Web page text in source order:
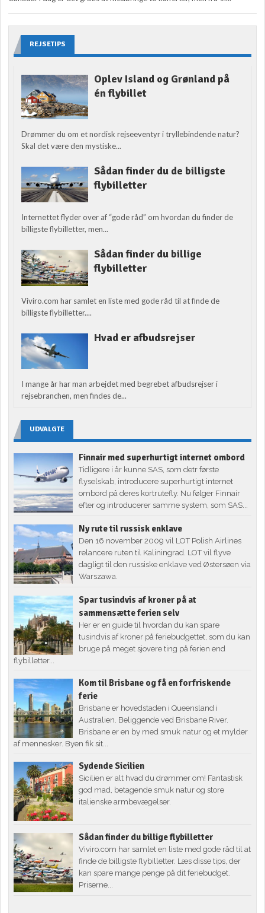
REJSETIPS
Oplev Island og Grønland på
én flybillet
Drømmer du om et nordisk rejseeventyr i tryllebindende natur?
Skal det være den mystiske...
Sådan finder du de billigste
flybilletter
Internettet flyder over af “gode råd” om hvordan du finder de
billigste flybilletter, men...
Sådan finder du billige
flybilletter
Viviro.com har samlet en liste med gode råd til at finde de
billigste flybilletter....
Hvad er afbudsrejser
I mange år har man arbejdet med begrebet afbudsrejser i
rejsebranchen, men findes de...
UDVALGTE
Finnair med superhurtigt internet ombord
Tidligere i år kunne SAS, som detr første
flyselskab, introducere superhurtigt internet
ombord på deres kortrutefly. Nu følger Finnair
efter og introducerer samme system, som SAS...
Ny rute til russisk enklave
Den 16 november 2009 vil LOT Polish Airlines
relancere ruten til Kaliningrad. LOT vil flyve
dagligt til den russiske enklave ved Østersøen via
Warszawa.
Spar tusindvis af kroner på at
sammensætte ferien selv
Her er en guide til hvordan du kan spare
tusindvis af kroner på feriebudgettet, som du kan
bruge på meget sjovere ting på ferien end
flybilletter...
Kom til Brisbane og få en forfriskende
ferie
Brisbane er hovedstaden i Queensland i
Australien. Beliggende ved Brisbane River.
Brisbane er en by med smuk natur og et mylder
af mennesker. Byen fik sit...
Sydende Sicilien
Sicilien er alt hvad du drømmer om! Fantastisk
god mad, betagende smuk natur og store
italienske armbevægelser.
Sådan finder du billige flybilletter
Viviro.com har samlet en liste med gode råd til at
finde de billigste flybilletter. Læs disse tips, der
kan spare mange penge på dit feriebudget.
Priserne...